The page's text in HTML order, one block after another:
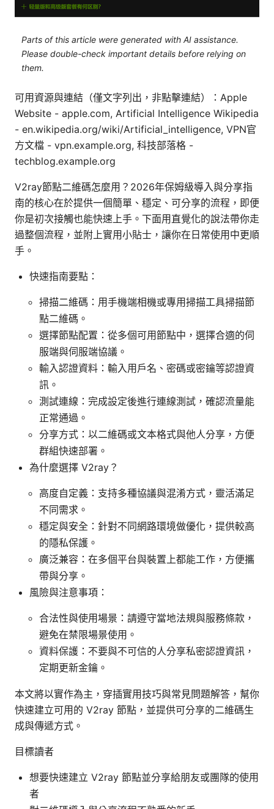
Parts of this article were generated with AI assistance.
Please double-check important details before relying on
them.
可用資源與連結（僅文字列出，非點擊連結）：Apple
Website - apple.com, Artificial Intelligence Wikipedia
- en.wikipedia.org/wiki/Artificial_intelligence, VPN官
方文檔 - vpn.example.org, 科技部落格 -
techblog.example.org
V2ray節點二維碼怎麼用？2026年保姆級導入與分享指
南的核心在於提供一個簡單、穩定、可分享的流程，即便
你是初次接觸也能快速上手。下面用直覺化的說法帶你走
過整個流程，並附上實用小貼士，讓你在日常使用中更順
手。
快速指南要點：
掃描二維碼：用手機端相機或專用掃描工具掃描節
點二維碼。
選擇節點配置：從多個可用節點中，選擇合適的伺
服端與伺服端協議。
輸入認證資料：輸入用戶名、密碼或密鑰等認證資
訊。
測試連線：完成設定後進行連線測試，確認流量能
正常通過。
分享方式：以二維碼或文本格式與他人分享，方便
群組快速部署。
為什麼選擇 V2ray？
高度自定義：支持多種協議與混淆方式，靈活滿足
不同需求。
穩定與安全：針對不同網路環境做優化，提供較高
的隱私保護。
廣泛兼容：在多個平台與裝置上都能工作，方便攜
帶與分享。
風險與注意事項：
合法性與使用場景：請遵守當地法規與服務條款，
避免在禁限場景使用。
資料保護：不要與不可信的人分享私密認證資訊，
定期更新金鑰。
本文將以實作為主，穿插實用技巧與常見問題解答，幫你
快速建立可用的 V2ray 節點，並提供可分享的二維碼生
成與傳遞方式。
目標讀者
想要快速建立 V2ray 節點並分享給朋友或團隊的使用
者